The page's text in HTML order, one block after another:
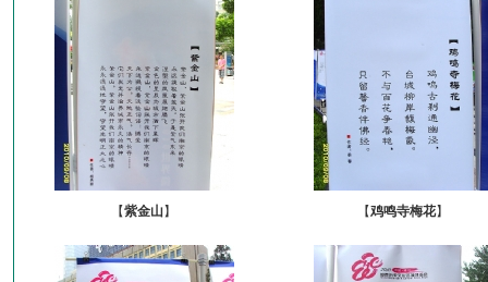
【紫金山】 【鸡鸣寺梅花】